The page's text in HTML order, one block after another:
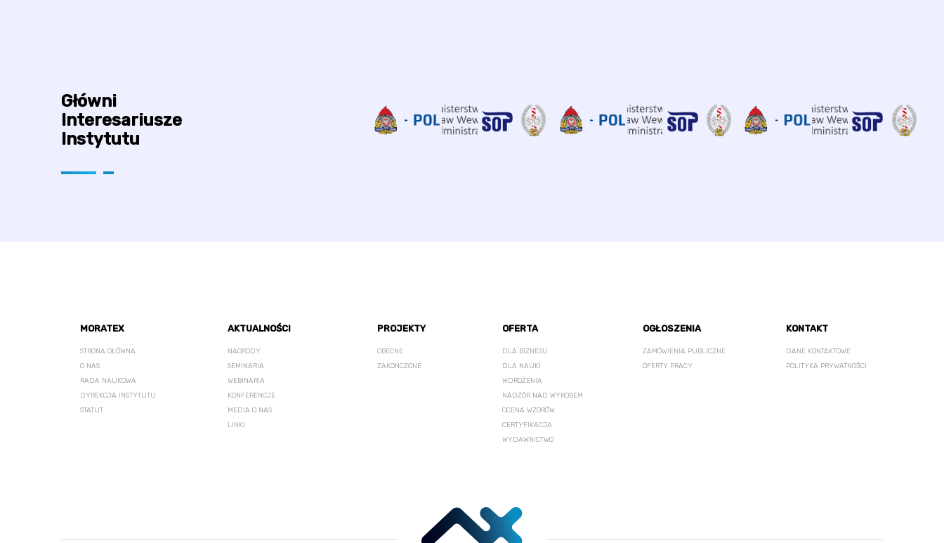
Główni
Interesariusze
Instytutu
MORATEX
STRONA GŁÓWNA
O NAS
RADA NAUKOWA
DYREKCJA INSTYTUTU
STATUT
AKTUALNOŚCI
NAGRODY
SEMINARIA
WEBINARIA
KONFERENCJE
MEDIA O NAS
LINKI
PROJEKTY
OBECNE
ZAKOŃCZONE
OFERTA
DLA BIZNESU
DLA NAUKI
WDROŻENIA
NADZÓR NAD WYROBEM
OCENA WZORÓW
CERTYFIKACJA
WYDAWNICTWO
OGŁOSZENIA
ZAMÓWIENIA PUBLICZNE
OFERTY PRACY
KONTAKT
DANE KONTAKTOWE
POLITYKA PRYWATNOŚCI